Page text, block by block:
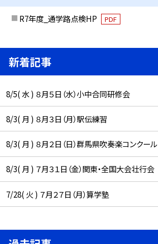
R7年度_通学路点検HP PDF
新着記事
8/5( 水 ) ８月５日（水）小中合同研修会
8/3( 月 ) ８月３日（月）駅伝練習
8/3( 月 ) ８月２日（日）群馬県吹奏楽コンクール
8/3( 月 ) ７月３１日（金）関東・全国大会壮行会
7/28( 火 ) ７月２７日（月）算学塾